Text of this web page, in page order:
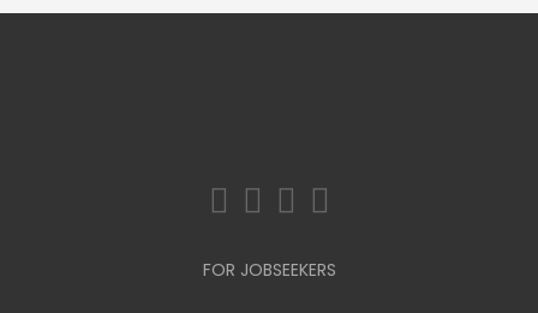
FOR JOBSEEKERS